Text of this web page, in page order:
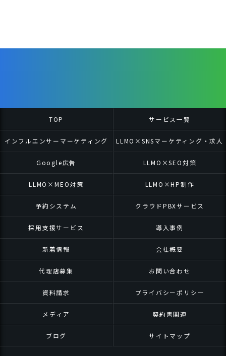
TOP サービス一覧
インフルエンサーマーケティング LLMO×SNSマーケティング・求人
Google広告 LLMO×SEO対策
LLMO×MEO対策 LLMO×HP制作
予約システム クラウドPBXサービス
採用支援サービス 導入事例
新着情報 会社概要
代理店募集 お問い合わせ
資料請求 プライバシーポリシー
メディア 契約書関連
ブログ サイトマップ